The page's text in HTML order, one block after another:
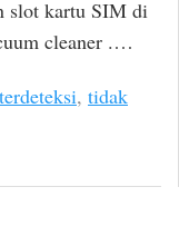
slot kartu SIM di
cleaner .…
terdeteksi, tidak